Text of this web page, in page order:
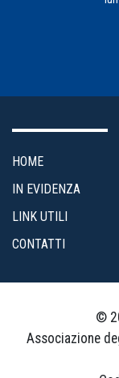
HOME
IN EVIDENZA
LINK UTILI
CONTATTI
©
Associazione